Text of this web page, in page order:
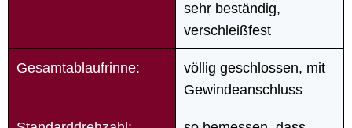
Gesamtablaufrinne:
sehr beständig,
verschleißfest
völlig geschlossen, mit
Gewindeanschluss